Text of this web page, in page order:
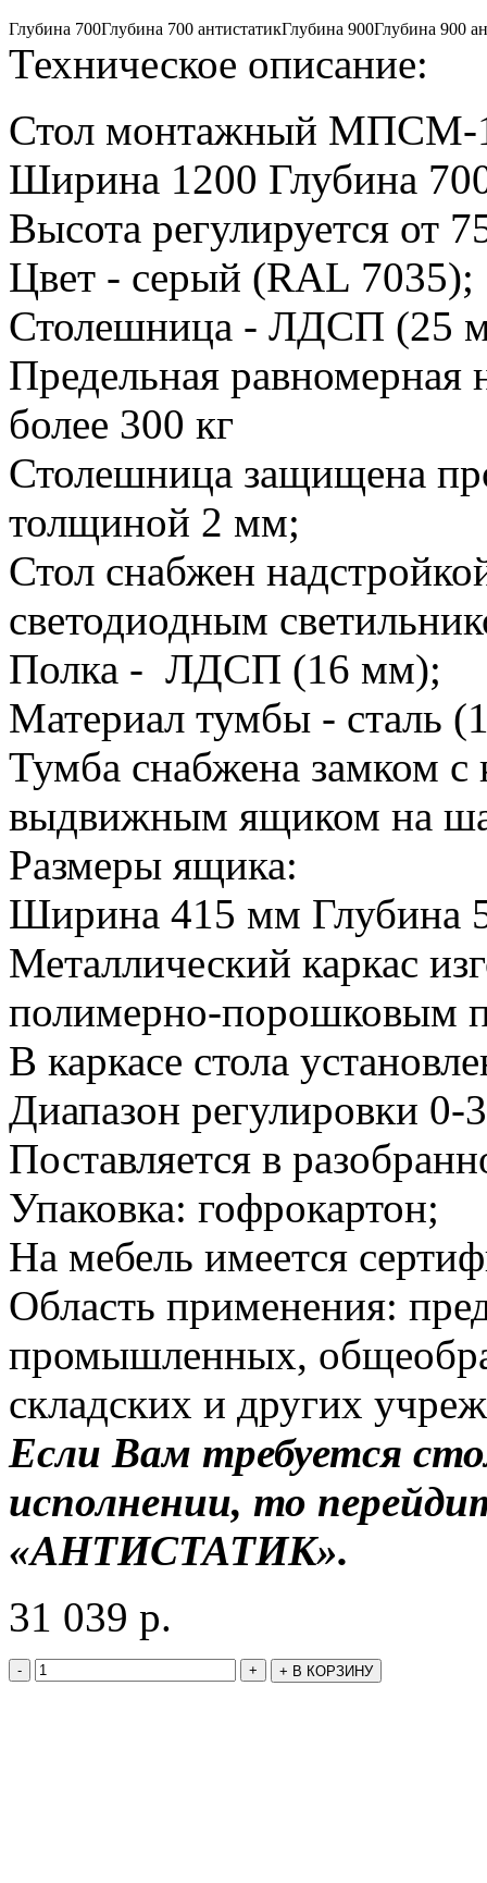
Глубина 700Глубина 700 антистатикГлубина 900Глубина 900
Техническое описание:
Стол монтажный МПСМ-
Ширина 1200 Глубина
Высота регулируется от
Цвет - серый (RAL 7035);
Столешница - ЛДСП (25
Предельная равномерная
более 300 кг
Столешница защищена
толщиной 2 мм;
Стол снабжен
светодиодным
Полка - ЛДСП (16 мм);
Материал тумбы - сталь
Тумба снабжена замком
выдвижным ящиком на
Размеры ящика:
Ширина 415 мм Глубина
Металлический каркас
полимерно-порошковым
В каркасе стола
Диапазон регулировки
Поставляется в
Упаковка: гофрокартон;
На мебель имеется
Область применения:
промышленных,
складских и других
Если Вам требуется
исполнении, то
«АНТИСТАТИК».
31 039 р.
- + + В КОРЗИНУ